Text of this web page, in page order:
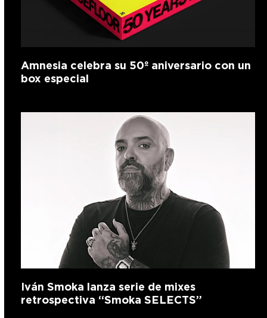
Amnesia celebra su 50º aniversario con un
box especial
Iván Smoka lanza serie de mixes
retrospectiva “Smoka SELECTS”